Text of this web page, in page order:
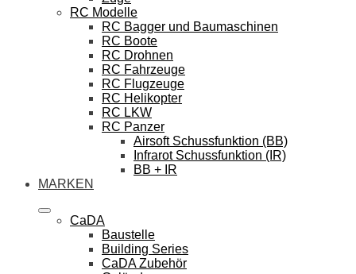
RC Modelle
RC Bagger und Baumaschinen
RC Boote
RC Drohnen
RC Fahrzeuge
RC Flugzeuge
RC Helikopter
RC LKW
RC Panzer
Airsoft Schussfunktion (BB)
Infrarot Schussfunktion (IR)
BB + IR
MARKEN
CaDA
Baustelle
Building Series
CaDA Zubehör